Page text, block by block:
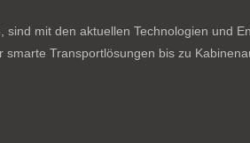
mit den aktuellen Technologien und
Transportlösungen bis zu